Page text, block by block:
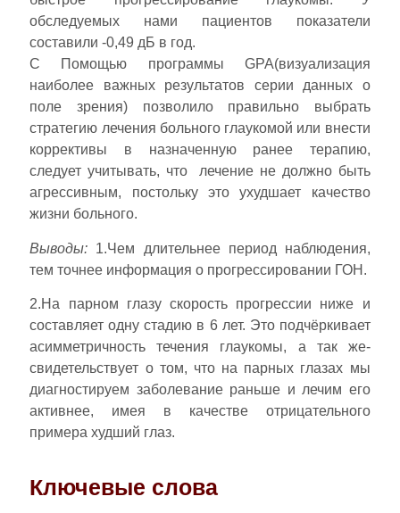
обследуемых нами пациентов показатели
составили -0,49 дБ в год.
С Помощью программы GPA(визуализация
наиболее важных результатов серии данных о
поле зрения) позволило правильно выбрать
стратегию лечения больного глаукомой или внести
коррективы в назначенную ранее терапию,
следует учитывать, что лечение не должно быть
агрессивным, постольку это ухудшает качество
жизни больного.
Выводы: 1.Чем длительнее период наблюдения,
тем точнее информация о прогрессировании ГОН.
2.На парном глазу скорость прогрессии ниже и
составляет одну стадию в 6 лет. Это подчёркивает
асимметричность течения глаукомы, а так же-
свидетельствует о том, что на парных глазах мы
диагностируем заболевание раньше и лечим его
активнее, имея в качестве отрицательного
примера худший глаз.
Ключевые слова